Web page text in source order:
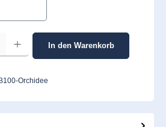
gewünschten Wert ein oder benutze die Schaltflächen
In den Warenkorb
Orchidee